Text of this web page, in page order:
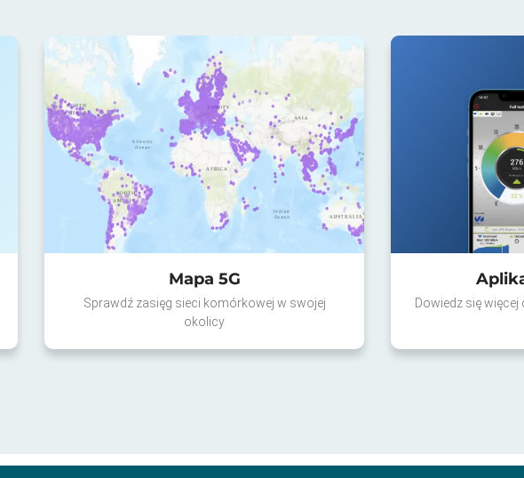
Mapa 5G
Sprawdź zasięg sieci komórkowej w swojej
okolicy
Dowiedz się